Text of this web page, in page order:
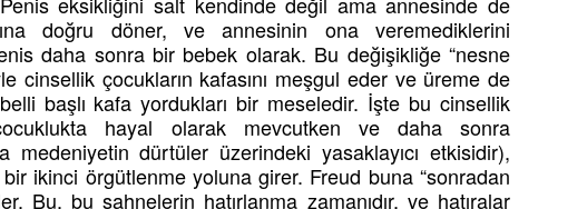
doğru döner, ve annesinin ona veremediklerini
daha sonra bir bebek olarak. Bu değişikliğe “nesne
cinsellik çocukların kafasını meşgul eder ve üreme de
başlı kafa yordukları bir meseledir. İşte bu cinsellik
hayal olarak mevcutken ve daha sonra
medeniyetin dürtüler üzerindeki yasaklayıcı etkisidir),
ikinci örgütlenme yoluna girer. Freud buna “sonradan
Bu, bu sahnelerin hatırlanma zamanıdır, ve hatıralar